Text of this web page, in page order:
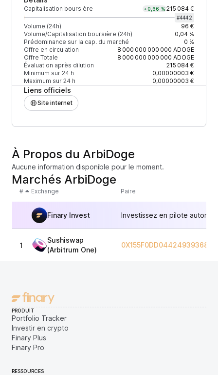
Capitalisation boursière +0,66 % 215 084 €
#4442
Volume (24h)
96 €
Volume/Capitalisation boursière (24h)
0,04 %
Prédominance sur la cap. du marché
0 %
Offre en circulation
8 000 000 000 000 ADOGE
Offre Totale
8 000 000 000 000 ADOGE
Évaluation après dilution
215 084 €
Minimum sur 24 h
0,00000003 €
Maximum sur 24 h
0,00000003 €
Liens officiels
Site internet
À Propos du ArbiDoge
Aucune information disponible pour le moment.
Marchés ArbiDoge
# Exchange Paire
Finary Invest Investissez en pilote
1
Sushiswap
(Arbitrum One)
PRODUIT
Portfolio Tracker
Investir en crypto
Finary Plus
Finary Pro
RESSOURCES